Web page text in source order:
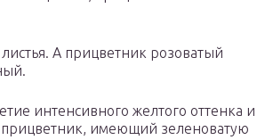
А прицветник розоватый
интенсивного желтого оттенка и
имеющий зеленоватую